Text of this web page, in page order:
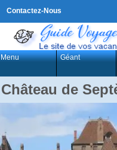
Contactez-Nous
Menu Géant
Château de